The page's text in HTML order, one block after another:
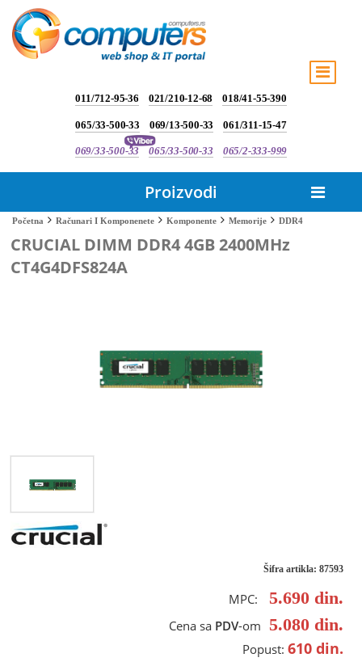
011/712-95-36 021/210-12-68 018/41-55-390
065/33-500-33 069/13-500-33 061/311-15-47
069/33-500-33 065/33-500-33 065/2-333-999
Proizvodi
Početna Računari I Komponenete Komponente Memorije DDR4
CRUCIAL DIMM DDR4 4GB 2400MHz
CT4G4DFS824A
Šifra artikla: 87593
MPC: 5.690 din.
Cena sa PDV-om 5.080 din.
Popust: 610 din.